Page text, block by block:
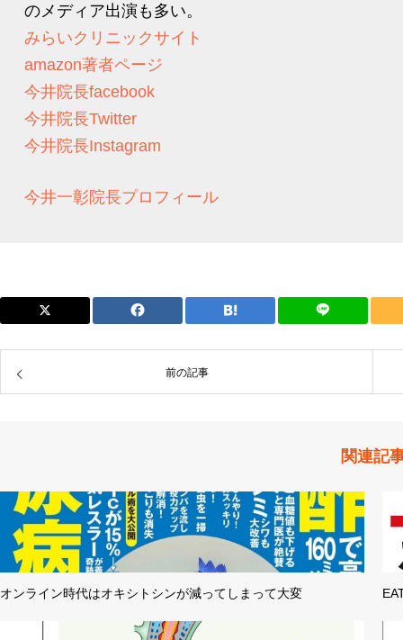
のメディア出演も多い。
みらいクリニックサイト
amazon著者ページ
今井院長facebook
今井院長Twitter
今井院長Instagram
今井一彰院長プロフィール
前の記事
関連記
オンライン時代はオキシトシンが減ってしまって大変